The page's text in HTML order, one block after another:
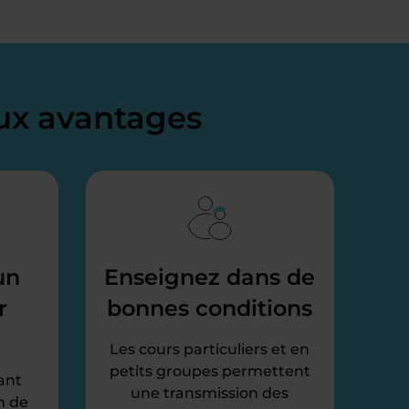
avantages
de
Enseignez dans de
bonnes conditions
Les cours particuliers et en
petits groupes permettent
une transmission des